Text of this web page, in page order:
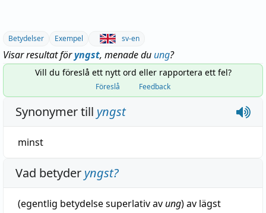
Betydelser Exempel sv-en
Visar resultat föryngst, menade du ung?
Vill du föreslå ett nytt ord eller rapportera ett fel?
Föreslå Feedback
Synonymer till yngst
minst
Vad betyder yngst?
(egentlig betydelsesuperlativavung) av lägst